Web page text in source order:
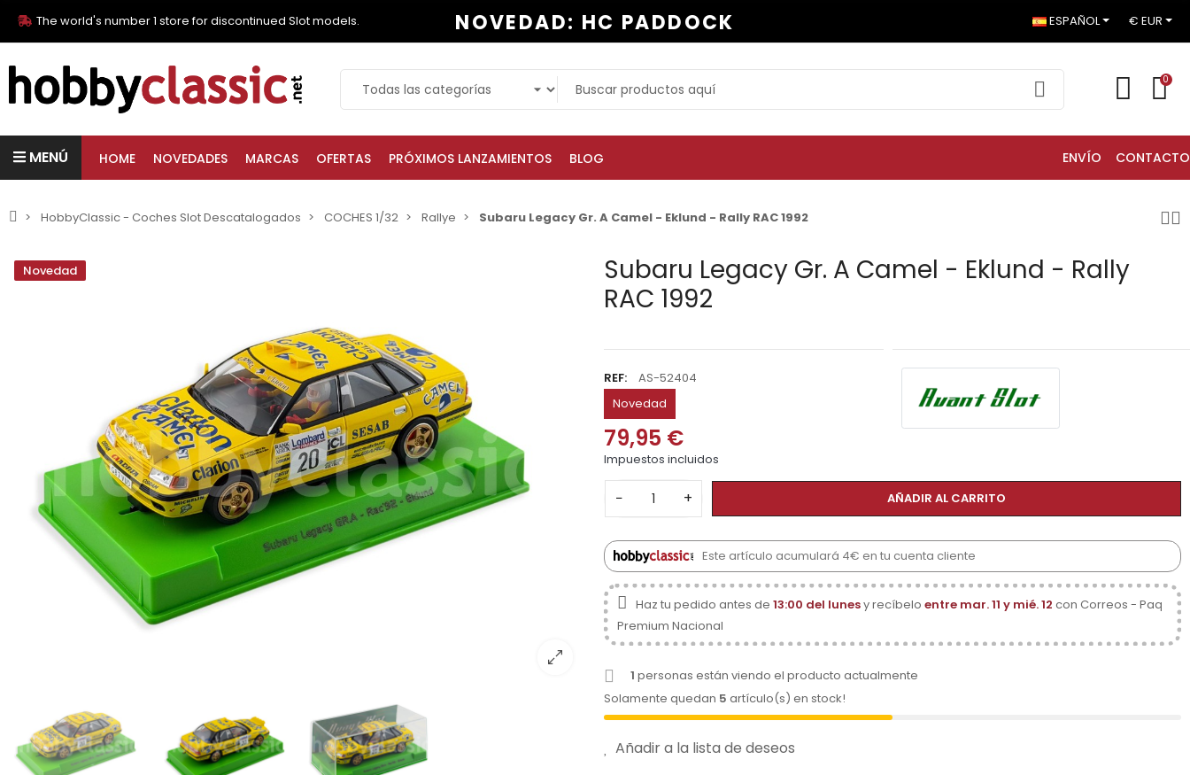
The world's number 1 store for discontinued Slot models. NOVEDAD: HC PADDOCK ESPAÑOL € EUR
0
MENÚ HOME NOVEDADES MARCAS OFERTAS PRÓXIMOS LANZAMIENTOS BLOG ENVÍO CONTACTO
HobbyClassic - Coches Slot Descatalogados COCHES 1/32 Rallye Subaru Legacy Gr. A Camel - Eklund - Rally RAC 1992
Novedad
Subaru Legacy Gr. A Camel - Eklund - Rally
RAC 1992
REF:
AS-52404
Novedad
79,95 €
Impuestos incluidos
− + AÑADIR AL CARRITO
Este artículo acumulará 4€ en tu cuenta cliente
Haz tu pedido antes de 13:00 del lunesy recíbelo entre mar. 11 y mié. 12 con Correos - Paq
Premium Nacional
1 personas están viendo el producto actualmente
Solamente quedan 5 artículo(s) en stock!
Añadir a la lista de deseos